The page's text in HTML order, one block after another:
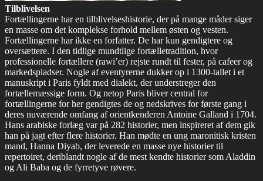
Tilblivelsen
Fortællingerne har en tilblivelseshistorie, der på mange måder siger
en masse om det komplekse forhold mellem østen og vesten.
Fortællingerne har ikke en forfatter. De har kun gendigtere og
oversættere. I den tidlige mundtlige fortælletradition, hvor
professionelle fortællere (rawi’er) rejste rundt til fester, på cafeer og
markedspladser. Nogle af eventyrerne dukker op i 1300-tallet i et
manuskript i Paris fyldt med dialekt, der understreger den
fortællemæssige form. Og netop Paris bliver central for
fortællingerne for her gendigtes de og nedskrives for første gang i
deres nuværende omfang af orientkenderen Antoine Galland i 1704.
Hans arabiske forlæg var på 282 historier, men inspireret af dem gik
han på jagt efter flere historier. Han mødte en ung maronitisk kristen
mand, Hanna Diyab, der leverede en masse nye historier til
repertoiret, deriblandt nogle af de mest kendte historier som Aladdin
og Ali Baba og de fyrretyve røvere.